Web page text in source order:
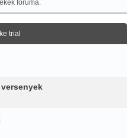
fóruma.
trial